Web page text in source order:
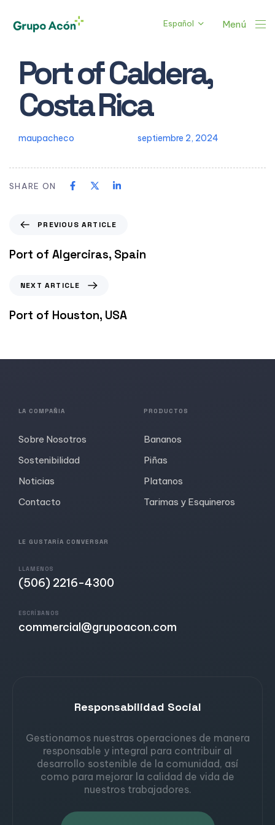
Español Menú
IN:
Port of Caldera,
Costa Rica
maupacheco
on:
septiembre 2, 2024
SHARE ON
PREVIOUS ARTICLE
Port of Algerciras, Spain
NEXT ARTICLE
Port of Houston, USA
LA COMPAÑIA
Sobre Nosotros
Sostenibilidad
Noticias
Contacto
PRODUCTOS
Bananos
Piñas
Platanos
Tarimas y Esquineros
LE GUSTARÍA CONVERSAR
LLAMENOS
(506) 2216-4300
ESCRÍBANOS
commercial@grupoacon.com
Responsabilidad Social
Gestionamos nuestras operaciones de manera
responsable y integral para contribuir al
desarrollo sostenible de la comunidad, así
como para mejorar la calidad de vida de
nuestros trabajadores.